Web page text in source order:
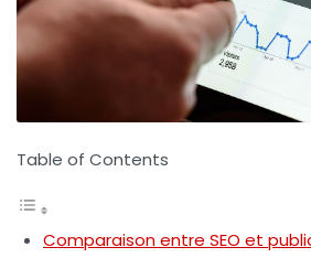
Table of Contents
Comparaison entre SEO et